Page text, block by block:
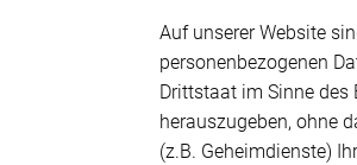
Auf unserer Website
personenbezogenen
Drittstaat im Sinne des
herauszugeben, ohne
(z.B. Geheimdienste)